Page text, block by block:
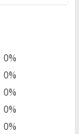
0%
0%
0%
0%
0%